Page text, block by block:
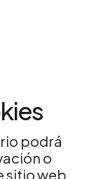
podrá
o
sitio web,